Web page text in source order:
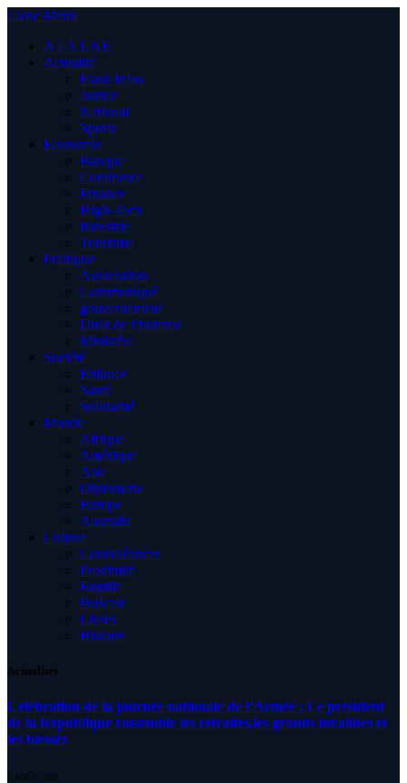
Close Menu
A LA UNE
Actualité
Flash Infos
Justice
National
Sports
Economie
Banque
Commerce
Finance
High-Tech
Industrie
Tourisme
Politique
Association
Communiqué
gouvernement
Droit de l’homme
Ministère
Société
Enfance
Santé
Solidarité
Monde
Afrique
Amérique
Asie
Diplomatie
Europe
Australia
Culture
Condoléances
Proximité
Famille
Podcast
Livres
Histoire
Actualités
Célébration de la journée nationale de l’Armée : Le président
de la République rassemble les retraités,les grands invalides et
les blessés
5 AOÛT 2026